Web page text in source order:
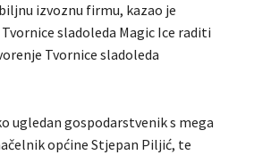
izvoznu firmu, kazao je
sladoleda Magic Ice raditi
Tvornice sladoleda
ugledan gospodarstvenik s mega
općine Stjepan Piljić, te